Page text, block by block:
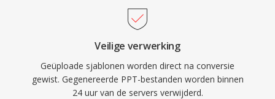
Veilige verwerking
Geüploade sjablonen worden direct na conversie
gewist. Gegenereerde PPT-bestanden worden binnen
24 uur van de servers verwijderd.